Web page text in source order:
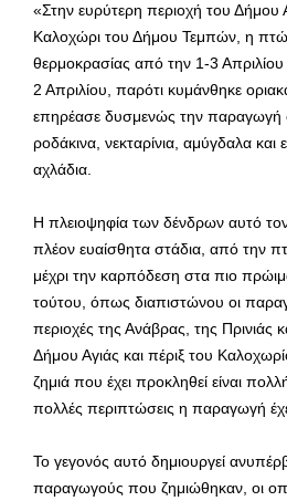
«Στην ευρύτερη περιοχή του Δήμου
Καλοχώρι του Δήμου Τεμπών, η
θερμοκρασίας από την 1-3 Απριλίου
2 Απριλίου, παρότι κυμάνθηκε
επηρέασε δυσμενώς την παραγωγή
ροδάκινα, νεκταρίνια, αμύγδαλα
αχλάδια.
Η πλειοψηφία των δένδρων αυτό
πλέον ευαίσθητα στάδια, από την
μέχρι την καρπόδεση στα πιο
τούτου, όπως διαπιστώνου οι
περιοχές της Ανάβρας, της Πρινιάς
Δήμου Αγιάς και πέριξ του
ζημιά που έχει προκληθεί είναι
πολλές περιπτώσεις η παραγωγή
Το γεγονός αυτό δημιουργεί
παραγωγούς που ζημιώθηκαν, οι